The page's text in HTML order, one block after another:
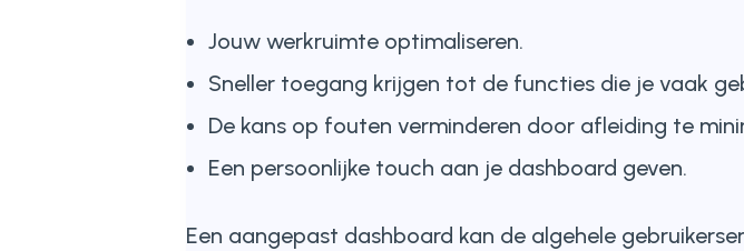
Jouw werkruimte optimaliseren.
Sneller toegang krijgen tot de functies die je vaak
De kans op fouten verminderen door afleiding te
Een persoonlijke touch aan je dashboard geven.
Een aangepast dashboard kan de algehele